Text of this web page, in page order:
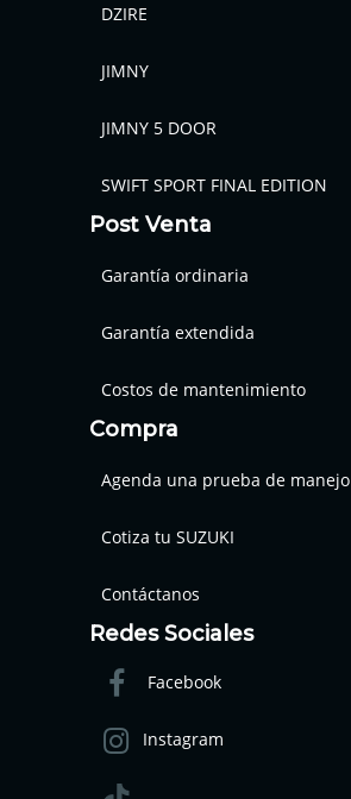
DZIRE
JIMNY
JIMNY 5 DOOR
SWIFT SPORT FINAL EDITION
Post Venta
Garantía ordinaria
Garantía extendida
Costos de mantenimiento
Compra
Agenda una prueba de manejo
Cotiza tu SUZUKI
Contáctanos
Redes Sociales
Facebook
Instagram